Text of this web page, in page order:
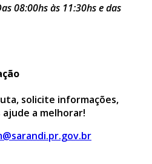
08:00hs às 11:30hs e das
solicite informações,
a melhorar!